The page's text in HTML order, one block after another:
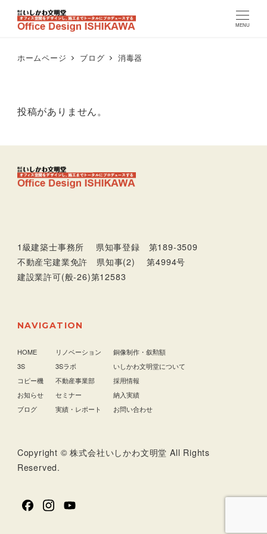
MENU
ホームページ ブログ 消毒器
投稿がありません。
1級建築士事務所 県知事登録 第189-3509
不動産宅建業免許 県知事(2) 第4994号
建設業許可(般-26)第12583
NAVIGATION
HOME リノベーション
銅像制作・叙勲額
3S
3Sラボ
いしかわ文明堂について
コピー機
不動産事業部
採用情報
お知らせ
セミナー
納入実績
ブログ
実績・レポート お問い合わせ
Copyright © 株式会社いしかわ文明堂 All Rights
Reserved.
facebook
Instagram
YouTube